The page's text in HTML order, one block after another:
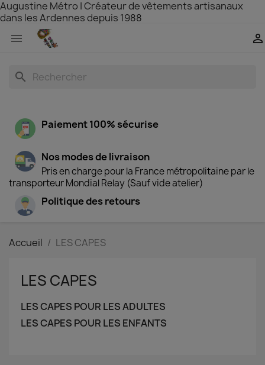
Augustine Métro | Créateur de vêtements artisanaux
dans les Ardennes depuis 1988
 
search
Paiement 100% sécurise
Nos modes de livraison
Pris en charge pour la France métropolitaine par le
transporteur Mondial Relay (Sauf vide atelier)
Politique des retours
Accueil LES CAPES
LES CAPES
LES CAPES POUR LES ADULTES
LES CAPES POUR LES ENFANTS